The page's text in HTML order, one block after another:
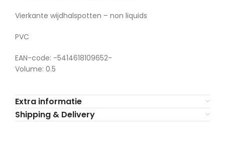
Vierkante wijdhalspotten – non liquids
PVC
EAN-code: -5414618109652-
Volume: 0.5
Extra informatie
Shipping & Delivery